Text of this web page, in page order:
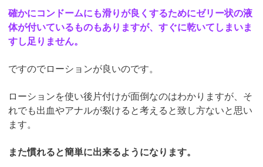
確かにコンドームにも滑りが良くするためにゼリー状の液
体が付いているものもありますが、すぐに乾いてしまいま
すし足りません。
ですのでローションが良いのです。
ローションを使い後片付けが面倒なのはわかりますが、そ
れでも出血やアナルが裂けると考えると致し方ないと思い
ます。
また慣れると簡単に出来るようになります。